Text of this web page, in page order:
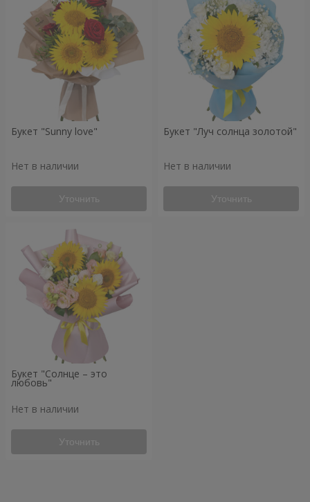
Букет "Sunny love"
Нет в наличии
Уточнить
Букет "Луч солнца золотой"
Нет в наличии
Уточнить
Букет "Солнце – это
любовь"
Нет в наличии
Уточнить